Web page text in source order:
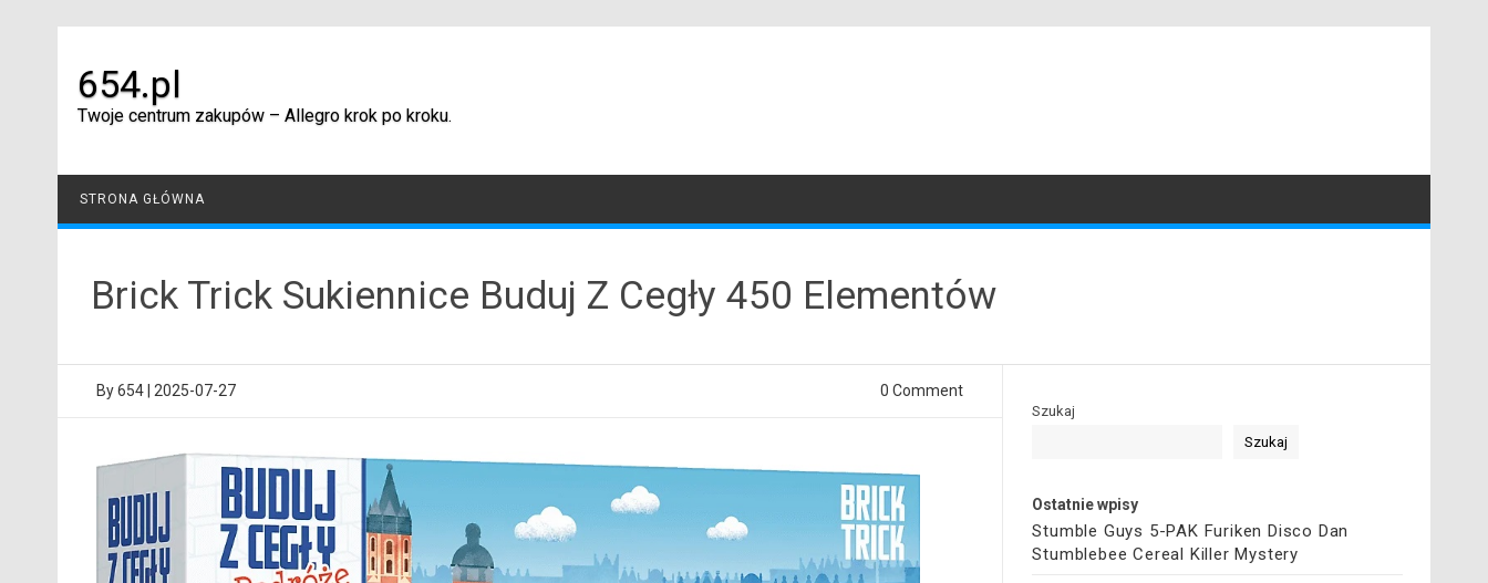
654.pl
Twoje centrum zakupów – Allegro krok po kroku.
STRONA GŁÓWNA
Brick Trick Sukiennice Buduj Z Cegły 450 Elementów
By654 2025-07-27 0 Comment
Szukaj
Szukaj
Ostatnie wpisy
Stumble Guys 5-PAK Furiken Disco Dan
Stumblebee Cereal Killer Mystery